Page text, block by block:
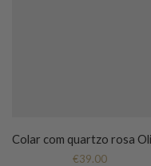
Colar com quartzo rosa
€39.00